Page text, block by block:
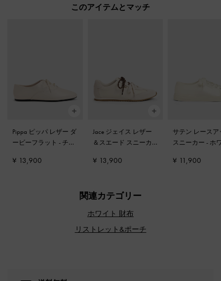
このアイテムとマッチ
Pippa ピッパ レザー ダ
ービーフラット - チョ
¥ 13,900
Jace ジェイス レザー
＆スエード スニーカ
¥ 13,900
サテン レースア
スニーカー- ホ
¥ 11,900
関連カテゴリー
ホワイト 財布
リストレット&ポーチ